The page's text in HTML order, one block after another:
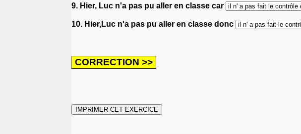
9. Hier, Luc n'a pas pu aller en classe car
10. Hier,Luc n'a pas pu aller en classe donc